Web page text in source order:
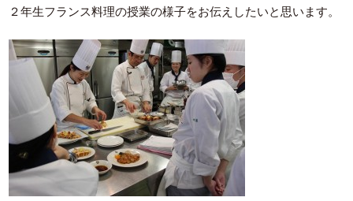
２年生フランス料理の授業の様子をお伝えしたいと思います。